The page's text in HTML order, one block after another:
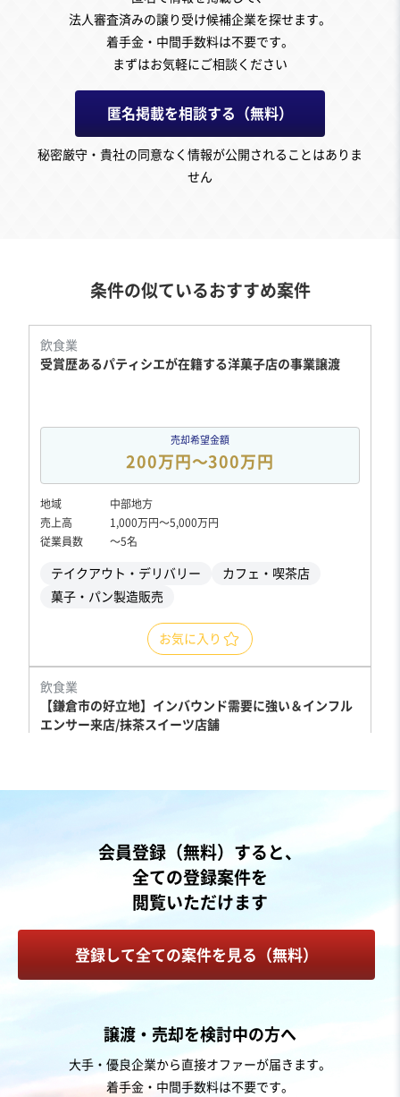
法人審査済みの譲り受け候補企業を探せます。
着手金・中間手数料は不要です。
まずはお気軽にご相談ください
匿名掲載を相談する（無料）
秘密厳守・貴社の同意なく情報が公開されることはありま
せん
条件の似ているおすすめ案件
飲食業
受賞歴あるパティシエが在籍する洋菓子店の事業譲渡
売却希望金額
200万円〜300万円
地域
中部地方
売上高
1,000万円〜5,000万円
従業員数
〜5名
テイクアウト・デリバリー
カフェ・喫茶店
菓子・パン製造販売
お気に入り
飲食業
【鎌倉市の好立地】インバウンド需要に強い＆インフル
エンサー来店/抹茶スイーツ店舗
関東地方
6名〜10名
お気に入り
製造・卸売業（飲食料品）
の事業譲渡
会員登録（無料）すると、
全ての登録案件を
閲覧いただけます
登録して全ての案件を見る（無料）
譲渡・売却を検討中の方へ
大手・優良企業から直接オファーが届きます。
着手金・中間手数料は不要です。